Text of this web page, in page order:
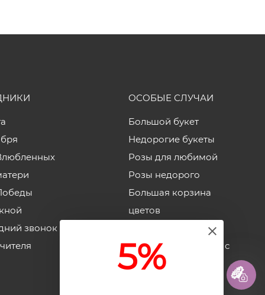
5%
звонок
ОСОБЫЕ СЛУЧАИ
Большой букет
Недорогие букеты
Розы для любимой
Розы недорого
Большая корзина
цветов
Недорогие коробки с
цветами